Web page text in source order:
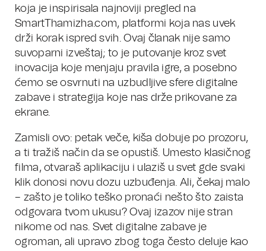
koja je inspirisala najnoviji pregled na
SmartThamizha.com, platformi koja nas uvek
drži korak ispred svih. Ovaj članak nije samo
suvoparni izveštaj; to je putovanje kroz svet
inovacija koje menjaju pravila igre, a posebno
ćemo se osvrnuti na uzbudljive sfere digitalne
zabave i strategija koje nas drže prikovane za
ekrane.
Zamisli ovo: petak veče, kiša dobuje po prozoru,
a ti tražiš način da se opustiš. Umesto klasičnog
filma, otvaraš aplikaciju i ulaziš u svet gde svaki
klik donosi novu dozu uzbuđenja. Ali, čekaj malo
– zašto je toliko teško pronaći nešto što zaista
odgovara tvom ukusu? Ovaj izazov nije stran
nikome od nas. Svet digitalne zabave je
ogroman, ali upravo zbog toga često deluje kao